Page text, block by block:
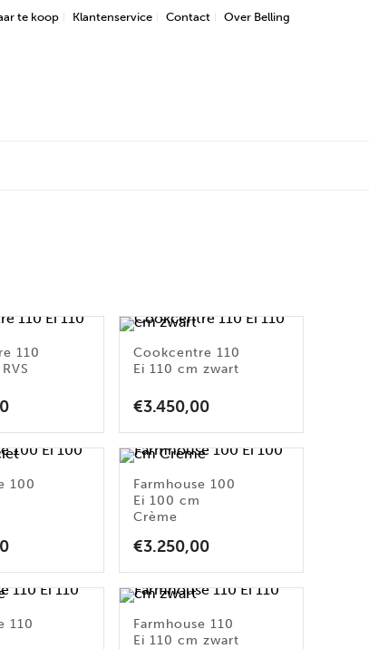
te koop Klantenservice Contact Over Belling
110
Cookcentre 110
Ei 110 cm zwart
€3.450,00
100
Farmhouse 100
Ei 100 cm
Crème
€3.250,00
110
Farmhouse 110
Ei 110 cm zwart